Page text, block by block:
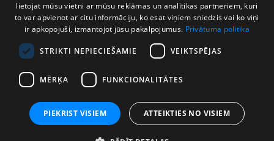
Privātuma politika
lietojat mūsu vietni ar mūsu reklāmas un analītikas partneriem, kuri
to var apvienot ar citu informāciju, ko esat viņiem sniedzis vai ko viņi
ir apkopojuši, izmantojot jūsu pakalpojumus. Privātuma politika
STRIKTI NEPIECIEŠAMIE VEIKTSPĒJAS
MĒRĶA FUNKCIONALITĀTES
PIEKRIST VISIEM ATTEIKTIES NO VISIEM